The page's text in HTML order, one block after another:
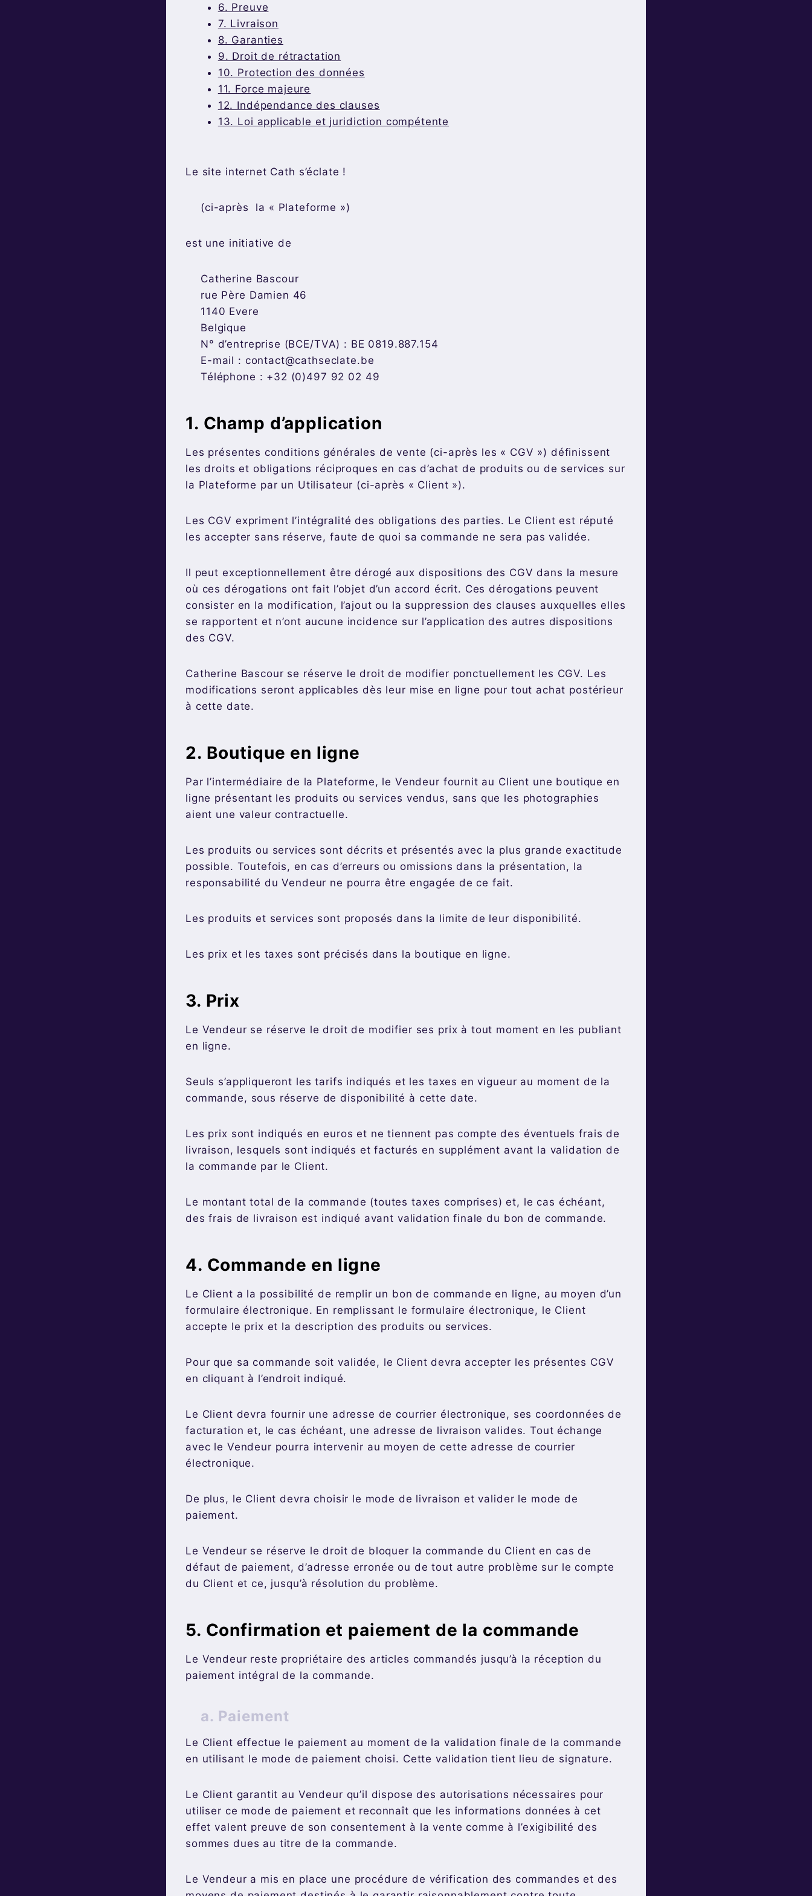
6. Preuve
7. Livraison
8. Garanties
9. Droit de rétractation
10. Protection des données
11. Force majeure
12. Indépendance des clauses
13. Loi applicable et juridiction compétente
Le site internet Cath s’éclate !
(ci-après la « Plateforme »)
est une initiative de
Catherine Bascour
rue Père Damien 46
1140 Evere
Belgique
N° d’entreprise (BCE/TVA) : BE 0819.887.154
E-mail : contact@cathseclate.be
Téléphone : +32 (0)497 92 02 49
1. Champ d’application
Les présentes conditions générales de vente (ci-après les « CGV ») définissent
les droits et obligations réciproques en cas d’achat de produits ou de services sur
la Plateforme par un Utilisateur (ci-après « Client »).
Les CGV expriment l’intégralité des obligations des parties. Le Client est réputé
les accepter sans réserve, faute de quoi sa commande ne sera pas validée.
Il peut exceptionnellement être dérogé aux dispositions des CGV dans la mesure
où ces dérogations ont fait l’objet d’un accord écrit. Ces dérogations peuvent
consister en la modification, l’ajout ou la suppression des clauses auxquelles elles
se rapportent et n’ont aucune incidence sur l’application des autres dispositions
des CGV.
Catherine Bascour se réserve le droit de modifier ponctuellement les CGV. Les
modifications seront applicables dès leur mise en ligne pour tout achat postérieur
à cette date.
2. Boutique en ligne
Par l’intermédiaire de la Plateforme, le Vendeur fournit au Client une boutique en
ligne présentant les produits ou services vendus, sans que les photographies
aient une valeur contractuelle.
Les produits ou services sont décrits et présentés avec la plus grande exactitude
possible. Toutefois, en cas d’erreurs ou omissions dans la présentation, la
responsabilité du Vendeur ne pourra être engagée de ce fait.
Les produits et services sont proposés dans la limite de leur disponibilité.
Les prix et les taxes sont précisés dans la boutique en ligne.
3. Prix
Le Vendeur se réserve le droit de modifier ses prix à tout moment en les publiant
en ligne.
Seuls s’appliqueront les tarifs indiqués et les taxes en vigueur au moment de la
commande, sous réserve de disponibilité à cette date.
Les prix sont indiqués en euros et ne tiennent pas compte des éventuels frais de
livraison, lesquels sont indiqués et facturés en supplément avant la validation de
la commande par le Client.
Le montant total de la commande (toutes taxes comprises) et, le cas échéant,
des frais de livraison est indiqué avant validation finale du bon de commande.
4. Commande en ligne
Le Client a la possibilité de remplir un bon de commande en ligne, au moyen d’un
formulaire électronique. En remplissant le formulaire électronique, le Client
accepte le prix et la description des produits ou services.
Pour que sa commande soit validée, le Client devra accepter les présentes CGV
en cliquant à l’endroit indiqué.
Le Client devra fournir une adresse de courrier électronique, ses coordonnées de
facturation et, le cas échéant, une adresse de livraison valides. Tout échange
avec le Vendeur pourra intervenir au moyen de cette adresse de courrier
électronique.
De plus, le Client devra choisir le mode de livraison et valider le mode de
paiement.
Le Vendeur se réserve le droit de bloquer la commande du Client en cas de
défaut de paiement, d’adresse erronée ou de tout autre problème sur le compte
du Client et ce, jusqu’à résolution du problème.
5. Confirmation et paiement de la commande
Le Vendeur reste propriétaire des articles commandés jusqu’à la réception du
paiement intégral de la commande.
a. Paiement
Le Client effectue le paiement au moment de la validation finale de la commande
en utilisant le mode de paiement choisi. Cette validation tient lieu de signature.
Le Client garantit au Vendeur qu’il dispose des autorisations nécessaires pour
utiliser ce mode de paiement et reconnaît que les informations données à cet
effet valent preuve de son consentement à la vente comme à l’exigibilité des
sommes dues au titre de la commande.
Le Vendeur a mis en place une procédure de vérification des commandes et des